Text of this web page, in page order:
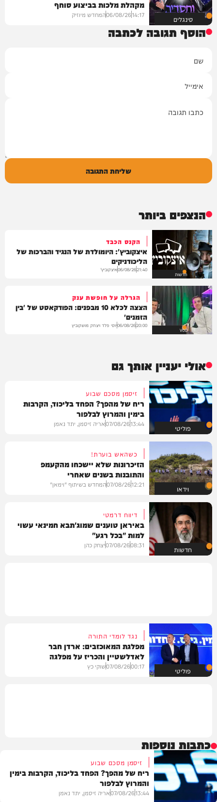
סינגלים
מקהלת מלכות בביצוע סוחף
14:17
06/08/26המחדש מיוזיק
הוסף תגובה לכתבה
שליחת התגובה
הנצפים ביותר
חדשות
הקנס הכבד
איצקוביץ': היומולדת של הנגיד והברכות של
הליכודניקים
21:40
06/08/26איצקוביץ'
VOD
הגרלה על חופשת ענק
הצצה לכלא 10 מבפנים: הפודקאסט של 'בין
הזמנים'
20:00
06/08/26יוסי פלד ויצחק מושקוביץ
אולי יעניין אותך גם
פוליטי
זיסמן מסכם שבוע
ריח של מהפך? הפחד בליכוד, הקרבות
בימין והמרוץ לבלפור
13:44
07/08/26אריה זיסמן, יתד נאמן
וידאו
כשהאש בוערת!
הזיכרונות שלא יישכחו מהקעמפ
והתובנות בשנים שאחרי
12:21
07/08/26המחדש בשיתוף "וימאן"
חדשות
דיווח דרמטי
באיראן טוענים שמוג'תבא חמינאי עשוי
למות "בכל רגע"
08:31
07/08/26יצחק כהן
פוליטי
נגד לומדי התורה
מפלגת המאוכזבים: ארדן חבר
לאדלשטיין והכריז על מפלגה
00:17
07/08/26שוקי כץ
כתבות נוספות
זיסמן מסכם שבוע
ריח של מהפך? הפחד בליכוד, הקרבות בימין
והמרוץ לבלפור
13:44
07/08/26אריה זיסמן, יתד נאמן